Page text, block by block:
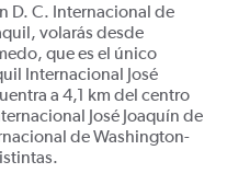
D. C. Internacional de
volarás desde
que es el único
Internacional José
a 4,1 km del centro
José Joaquín de
de Washington-